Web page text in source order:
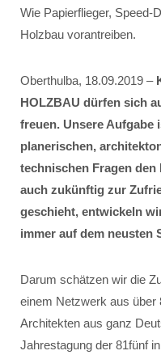
Wie Papierflieger, Speed-
Holzbau vorantreiben.
Oberthulba, 18.09.2019 –
HOLZBAU dürfen sich
freuen. Unsere Aufgabe
planerischen,
technischen Fragen
auch zukünftig zur
geschieht, entwickeln
immer auf dem neusten
Darum schätzen wir die
einem Netzwerk aus über
Architekten aus ganz
Jahrestagung der 81fünf